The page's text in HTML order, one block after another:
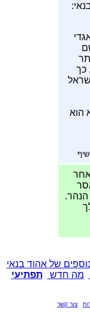
כך
הוא
הנהר.
של אהוד בנאי
מה חדש
תפתיעי
צור קשר